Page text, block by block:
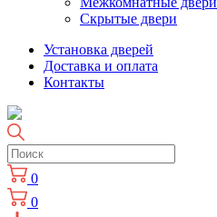
Скрытые двери
Установка дверей
Доставка и оплата
Контакты
0
0